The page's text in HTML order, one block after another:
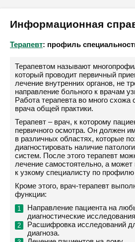
Информационная
Терапевт: профиль
Терапевтом называют
который проводит первичный
лечение внутренних органов, не
направление больного к врачам
Работа терапевта во много схожа
врача общей практики.
Терапевт – врач, к которому
первичного осмотра. Он должен
в различных областях, которые
диагностировать наличие
систем. После этого терапевт
лечение самостоятельно, а может
к узкому специалисту по
Кроме этого, врач-терапевт
функции:
Направление пациента на
диагностические
Расшифровка исследований
диагноза.